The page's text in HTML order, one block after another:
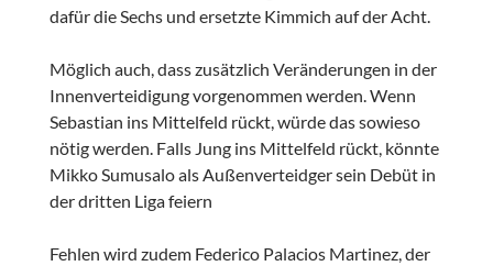
dafür die Sechs und ersetzte Kimmich auf der Acht.
Möglich auch, dass zusätzlich Veränderungen in der
Innenverteidigung vorgenommen werden. Wenn
Sebastian ins Mittelfeld rückt, würde das sowieso
nötig werden. Falls Jung ins Mittelfeld rückt, könnte
Mikko Sumusalo als Außenverteidger sein Debüt in
der dritten Liga feiern
Fehlen wird zudem Federico Palacios Martinez, der